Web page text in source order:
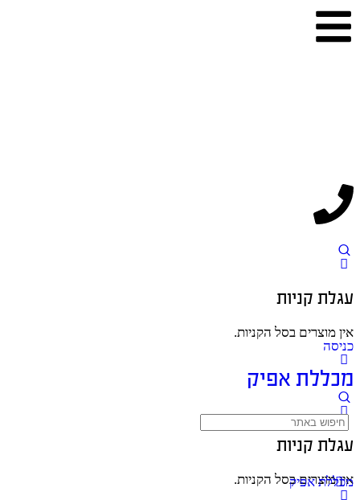
עגלת קניות
אין מוצרים בסל הקניות.
כניסה
מכללת אפיק
עגלת קניות
אין מוצרים בסל הקניות.
מכללת אפיק